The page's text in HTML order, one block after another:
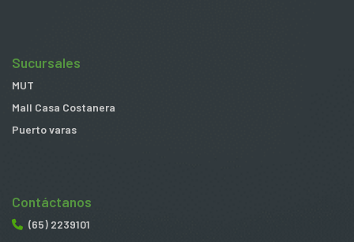
Sucursales
MUT
Mall Casa Costanera
Puerto varas
Contáctanos
(65) 2239101